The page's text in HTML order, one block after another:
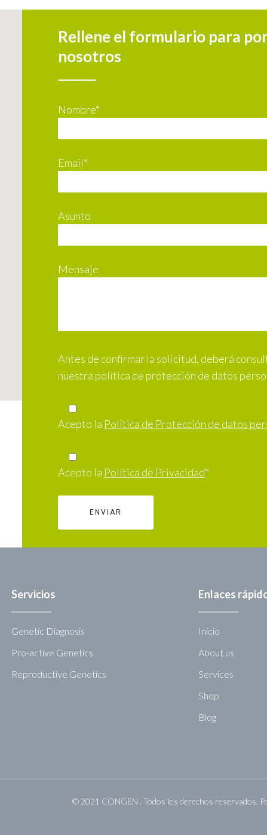
Rellene el formulario para
nosotros
Nombre*
Email*
Asunto
Mensaje
Antes de confirmar la solicitud, deberá
nuestra política de protección de datos
Acepto la Política de Protección de datos
Acepto la Política de Privacidad*
Servicios
Genetic Diagnosis
Pro-active Genetics
Reproductive Genetics
Enlaces
Inicio
About us
Services
Shop
Blog
© 2021 CONGEN . Todos los derechos reservados.